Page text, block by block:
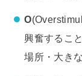
O
興奮するこ
場所・大き